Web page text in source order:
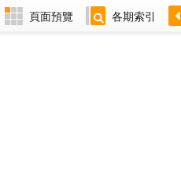
頁面預覽 各期索引